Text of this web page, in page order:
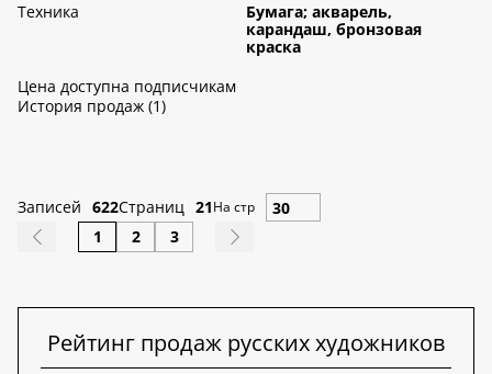
Техника
Бумага; акварель,
карандаш, бронзовая
краска
Цена доступна подписчикам
История продаж (1)
Записей 622Страниц 21На стр
1 2 3
Рейтинг продаж русских художников